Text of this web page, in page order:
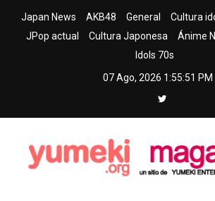
Japan News AKB48 General Cultura
JPop actual
Cultura Japonesa Ánime
Idols 70s
07 Ago, 2026 1:55:52 PM